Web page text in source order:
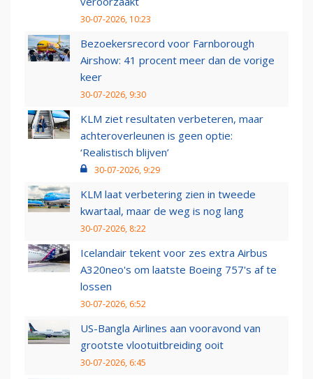
30-07-2026, 10:23
Bezoekersrecord voor Farnborough
Airshow: 41 procent meer dan de vorige
keer
30-07-2026, 9:30
KLM ziet resultaten verbeteren, maar
achteroverleunen is geen optie:
‘Realistisch blijven’
30-07-2026, 9:29
KLM laat verbetering zien in tweede
kwartaal, maar de weg is nog lang
30-07-2026, 8:22
Icelandair tekent voor zes extra Airbus
A320neo's om laatste Boeing 757's af te
lossen
30-07-2026, 6:52
US-Bangla Airlines aan vooravond van
grootste vlootuitbreiding ooit
30-07-2026, 6:45